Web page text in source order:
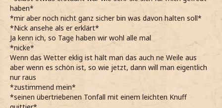
haben*
*mir aber noch nicht ganz sicher bin was davon halten soll*
*Nick ansehe als er erklärt*
Ja kenn ich, so Tage haben wir wohl alle mal
*nicke*
Wenn das Wetter eklig ist hält man das auch ne Weile aus
aber wenn es schön ist, so wie jetzt, dann will man eigentlich
nur raus
*zustimmend mein*
*seinen übertriebenen Tonfall mit einem leichten Knuff